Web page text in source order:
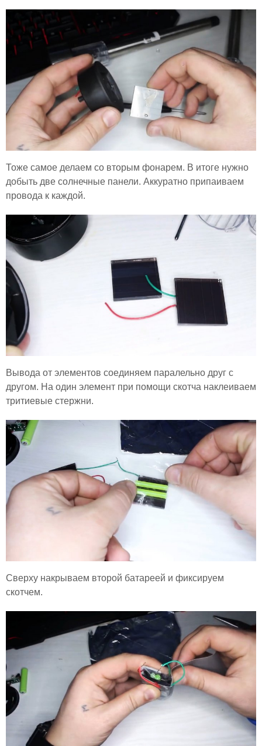
Тоже самое делаем со вторым фонарем. В итоге нужно
добыть две солнечные панели. Аккуратно припаиваем
провода к каждой.
Вывода от элементов соединяем паралельно друг с
другом. На один элемент при помощи скотча наклеиваем
тритиевые стержни.
Сверху накрываем второй батареей и фиксируем
скотчем.